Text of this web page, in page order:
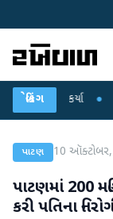
બ્રેકિંગ
કર્યા
પાટણ 10
પાટણમાં 200
કરી પતિના